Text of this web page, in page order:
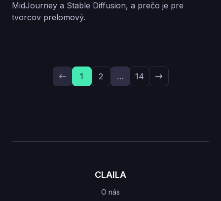
MidJourney a Stable Diffusion, a prečo je pre
tvorcov prelomový.
1 2 … 14
CLAILA
O nás